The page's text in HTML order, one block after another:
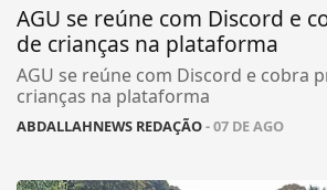
AGU se reúne com Discord e
de crianças na plataforma
AGU se reúne com Discord e cobra
crianças na plataforma
ABDALLAHNEWS REDAÇÃO- 07 DE AGO